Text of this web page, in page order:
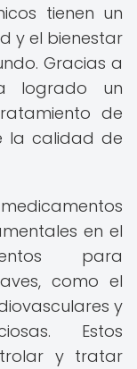
tienen un
y el bienestar
Gracias a
logrado un
de
la calidad de
en el
para
como el
y
Estos
y tratar